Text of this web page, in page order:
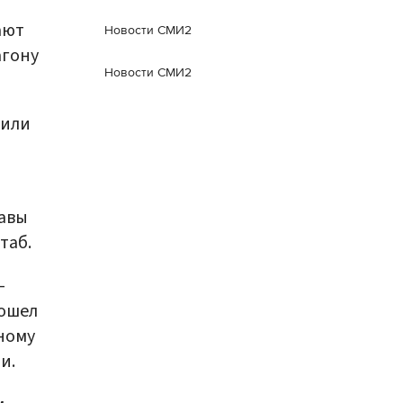
Новости СМИ2
Новости СМИ2